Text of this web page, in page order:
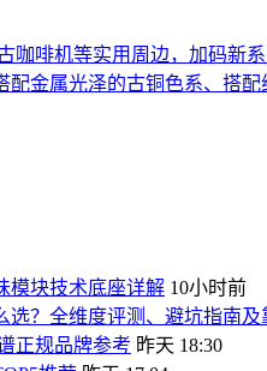
咖啡机等实用周边，加码新
金属光泽的古铜色系、搭
模块技术底座详解 10小时前
选？全维度评测、避坑指南
正规品牌参考 昨天 18:30